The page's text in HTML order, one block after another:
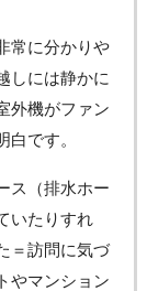
常に分かりや
しには静かに
外機がファン
です。
ス（排水ホー
いたりすれ
＝訪問に気づ
やマンション